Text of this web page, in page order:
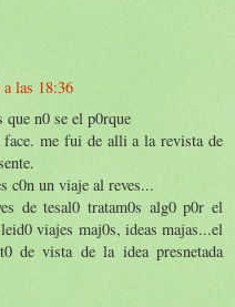
a las 18:36
que n0 se el p0rque
face. me fui de alli a la revista de
c0n un viaje al reves...
de tesal0 tratam0s alg0 p0r el
viajes maj0s, ideas majas...el
de vista de la idea presnetada